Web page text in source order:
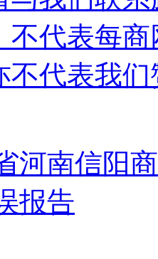
不代表每
不代表我
河南信阳
报告